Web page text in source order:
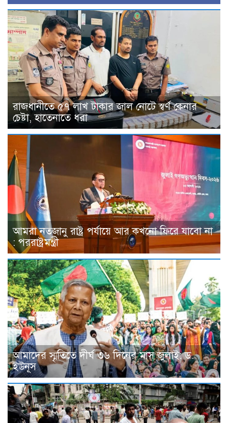
রাজধানীতে ৫৭ লাখ টাকার জাল নোটে স্বর্ণ কেনার
চেষ্টা, হাতেনাতে ধরা
আমরা নতজানু রাষ্ট্র পর্যায়ে আর কখনো ফিরে যাবো না
: পররাষ্ট্রমন্ত্রী
আমাদের স্মৃতিতে দীর্ঘ ৩৬ দিনের মাস জুলাই: ড.
ইউনূস